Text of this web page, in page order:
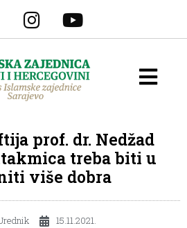
prof. dr. Nedžad
treba biti u
više dobra
15.11.2021.